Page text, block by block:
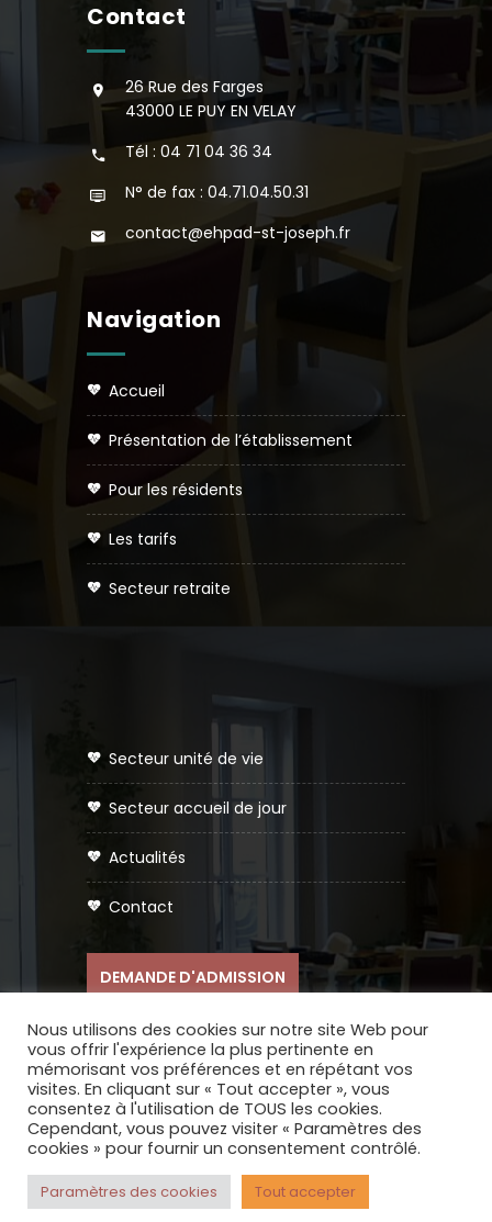
Contact
26 Rue des Farges
43000 LE PUY EN VELAY
Tél : 04 71 04 36 34
N° de fax : 04.71.04.50.31
contact@ehpad-st-joseph.fr
Navigation
accueil
présentation de l’établissement
pour les résidents
les tarifs
secteur retraite
secteur unité de vie
secteur accueil de jour
actualités
contact
DEMANDE D'ADMISSION
Réalisation du site internet :COQPIT -
Agence Digitale|Mentions légales
Nous utilisons des cookies sur notre site Web pour
vous offrir l'expérience la plus pertinente en
mémorisant vos préférences et en répétant vos
visites. En cliquant sur « Tout accepter », vous
consentez à l'utilisation de TOUS les cookies.
Cependant, vous pouvez visiter « Paramètres des
cookies » pour fournir un consentement contrôlé.
Paramètres des cookies Tout accepter